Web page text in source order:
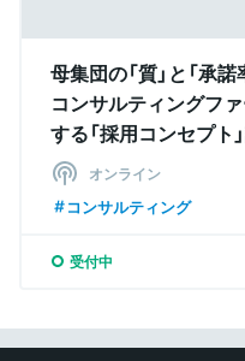
母集団の「質」と「承
コンサルティングフ
する「採用コンセプト
オンライン
コンサルティング
受付中